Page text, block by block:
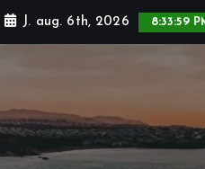
J. aug. 6th, 2026 8:34:00